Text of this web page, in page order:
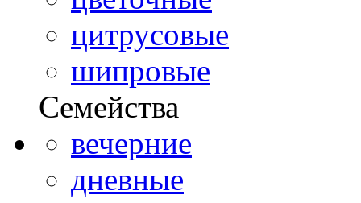
цитрусовые
шипровые
Семейства
вечерние
дневные